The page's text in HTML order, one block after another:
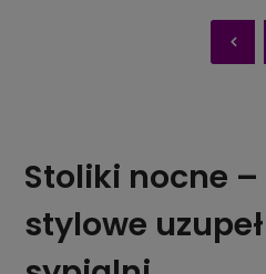
Stoliki nocne
stylowe